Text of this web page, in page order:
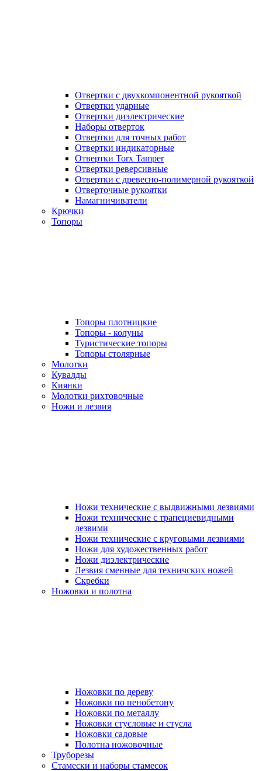
Отвертки с двухкомпонентной рукояткой
Отвертки ударные
Отвертки диэлектрические
Наборы отверток
Отвертки для точных работ
Отвертки индикаторные
Отвертки Torx Tamper
Отвертки реверсивные
Отвертки с древесно-полимерной рукояткой
Отверточные рукоятки
Намагничиватели
Крючки
Топоры
Топоры плотницкие
Топоры - колуны
Туристические топоры
Топоры столярные
Молотки
Кувалды
Киянки
Молотки рихтовочные
Ножи и лезвия
Ножи технические с выдвижными лезвиями
Ножи технические с трапециевидными
лезвими
Ножи технические с круговыми лезвиями
Ножи для художественных работ
Ножи диэлектрические
Лезвия сменные для техничских ножей
Скребки
Ножовки и полотна
Ножовки по дереву
Ножовки по пенобетону
Ножовки по металлу
Ножовки стусловые и стусла
Ножовки садовые
Полотна ножовочные
Труборезы
Стамески и наборы стамесок